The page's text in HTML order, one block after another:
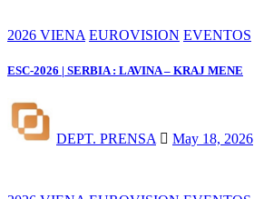
2026 VIENA EUROVISION EVENTOS
ESC-2026 | SERBIA : LAVINA – KRAJ MENE
DEPT. PRENSA May 18, 2026